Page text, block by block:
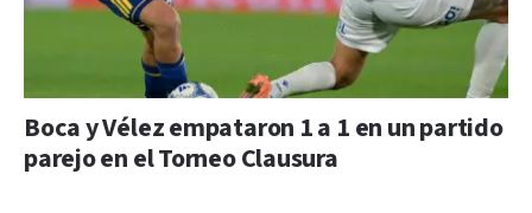
Boca y Vélez empataron 1 a 1 en un partido
parejo en el Torneo Clausura